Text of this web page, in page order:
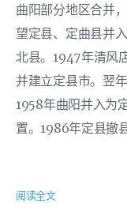
曲阳部分地区合并
望定县、定曲县并
北县。1947年清风
并建立定县市。翌
1958年曲阳并入为
置。1986年定县撤
阅读全文